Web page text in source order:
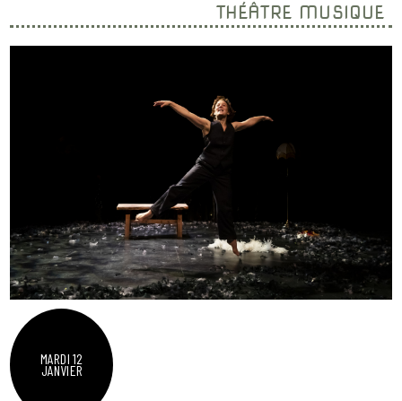
THÉÂTRE MUSIQUE
MARDI 12
JANVIER